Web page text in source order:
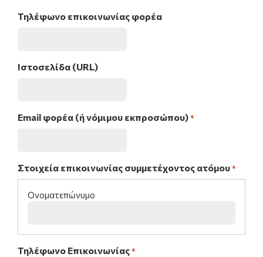
Τηλέφωνο επικοινωνίας φορέα
Ιστοσελίδα (URL)
Email φορέα (ή νόμιμου εκπροσώπου) *
Στοιχεία επικοινωνίας συμμετέχοντος ατόμου *
Τηλέφωνο Επικοινωνίας *